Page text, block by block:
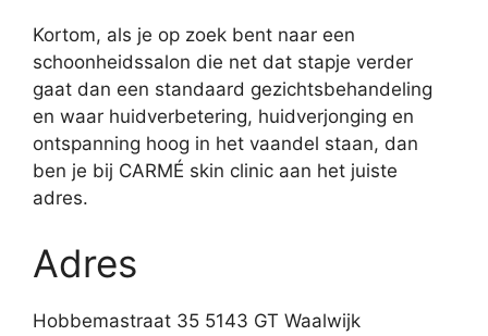
Kortom, als je op zoek bent naar een
schoonheidssalon die net dat stapje verder
gaat dan een standaard gezichtsbehandeling
en waar huidverbetering, huidverjonging en
ontspanning hoog in het vaandel staan, dan
ben je bij CARMÉ skin clinic aan het juiste
adres.
Adres
Hobbemastraat 35 5143 GT Waalwijk